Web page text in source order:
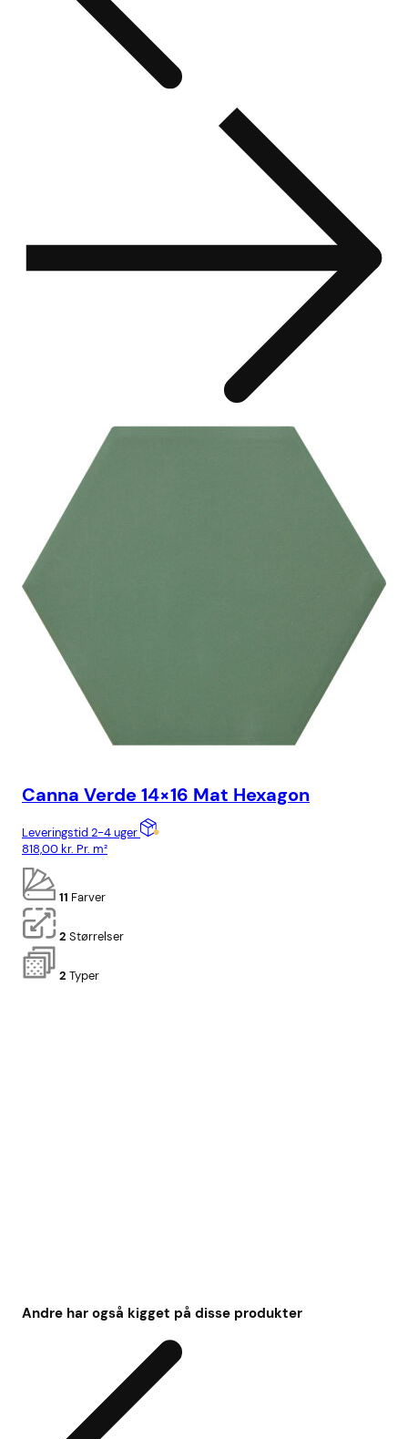
Canna Verde 14×16 Mat Hexagon
Leveringstid 2-4 uger
818,00kr. Pr. m²
11 Farver
2 Størrelser
2 Typer
Andre har også kigget på disse produkter